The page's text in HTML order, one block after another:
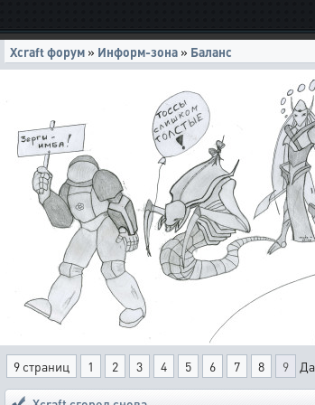
Xcraft форум » Информ-зона » Баланс
9 страниц 1 2 3 4 5 6 7 8 9